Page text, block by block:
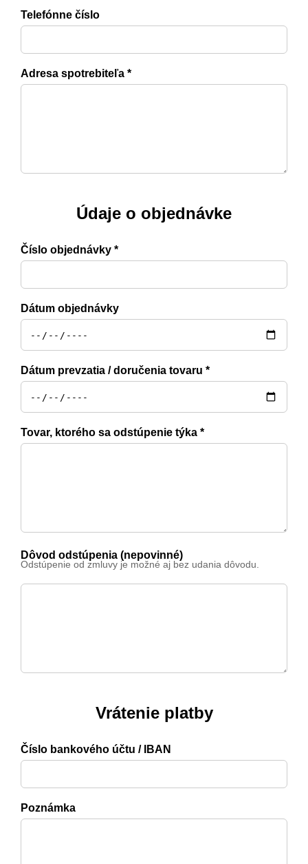
Telefónne číslo
Adresa spotrebiteľa *
Údaje o objednávke
Číslo objednávky *
Dátum objednávky
Dátum prevzatia / doručenia tovaru *
Tovar, ktorého sa odstúpenie týka *
Dôvod odstúpenia (nepovinné)
Odstúpenie od zmluvy je možné aj bez udania dôvodu.
Vrátenie platby
Číslo bankového účtu / IBAN
Poznámka